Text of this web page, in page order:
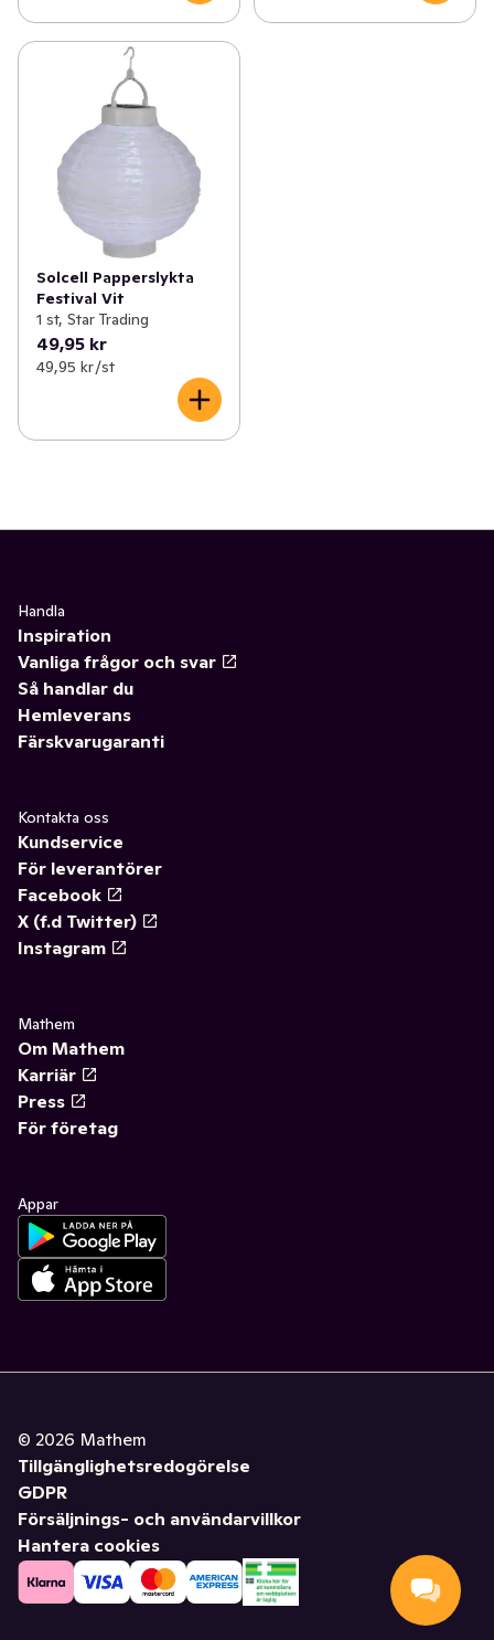
Solcell Papperslykta
Festival Vit
1 st, Star Trading
49,95 kr
49,95 kr /st
Handla
Inspiration
Vanliga frågor och svar
Så handlar du
Hemleverans
Färskvarugaranti
Kontakta oss
Kundservice
För leverantörer
Facebook
X (f.d Twitter)
Instagram
Mathem
Om Mathem
Karriär
Press
För företag
Appar
© 2026 Mathem
Tillgänglighetsredogörelse
GDPR
Försäljnings- och användarvillkor
Hantera cookies